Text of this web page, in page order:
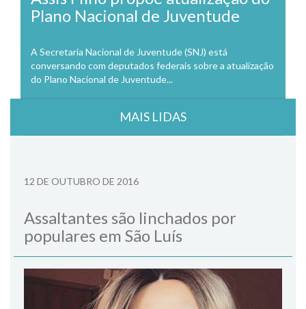
Plano Nacional de Juventude
A Secretaria Nacional de Juventude (SNJ) está
conversando com deputados federais sobre a atualização
do Plano Nacional de Juventude...
MAIS LIDAS
12 DE OUTUBRO DE 2016
Assaltantes são linchados por
populares em São Luís